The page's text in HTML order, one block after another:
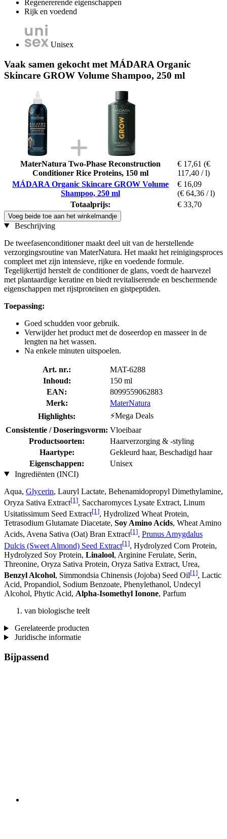
Regenererende eigenschappen
Rijk en voedend
Unisex
Vaak samen gekocht met MÁDARA Organic
Skincare GROW Volume Shampoo, 250 ml
MaterNatura Two-Phase Reconstruction
Conditioner Rice Proteins, 150 ml
€ 17,61 (€
117,40 / l)
MÁDARA Organic Skincare GROW Volume
Shampoo, 250 ml
€ 16,09
(€ 64,36 / l)
Totaalprijs:
€ 33,70
Voeg beide toe aan het winkelmandje
Beschrijving
De tweefasenconditioner maakt deel uit van de herstellende
verzorgingsroutine van MaterNatura. Het maakt het reinigingsproces
compleet met zijn intensieve, rijke en voedende formule.
Tegelijkertijd herstelt de conditioner de glans, voedt de haarvezel
met plantaardige keratine en biedt revitaliserende en beschermende
eigenschappen met rijstproteïnen en gistpeptiden.
Toepassing:
Goed schudden voor gebruik.
Verwijder het product met de doseerdop en masseer in de
lengten na het wassen.
Na enkele minuten uitspoelen.
Art. nr.:
MAT-6288
Inhoud:
150 ml
EAN:
8099559062883
Merk:
MaterNatura
Highlights:
⚡Mega Deals
Consistentie / Doseringsvorm: Vloeibaar
Productsoorten:
Haarverzorging & -styling
Haartype:
Gekleurd haar, Beschadigd haar
Eigenschappen:
Unisex
Ingrediënten (INCI)
Aqua, Glycerin, Lauryl Lactate, Behenamidopropyl Dimethylamine,
Oryza Sativa Extract[1], Saccharomyces Lysate Extract, Linum
Usitatissimum Seed Extract[1], Hydrolized Wheat Protein,
Tetrasodium Glutamate Diacetate, Soy Amino Acids, Wheat Amino
Acids, Avena Sativa (Oat) Bran Extract[1], Prunus Amygdalus
Dulcis (Sweet Almond) Seed Extract[1], Hydrolyzed Corn Protein,
Hydrolyzed Soy Protein, Linalool, Arginine Ferulate, Serin,
Threonine, Oryza Sativa Protein, Oryza Sativa Extract, Urea,
Benzyl Alcohol, Simmondsia Chinensis (Jojoba) Seed Oil[1], Lactic
Acid, Propandiol, Sodium Benzoate, Phenylethanol, Undecyl
Alcohol, Phytic Acid, Alpha-Isomethyl Ionone, Parfum
van biologische teelt
Gerelateerde producten
Juridische informatie
Bijpassend